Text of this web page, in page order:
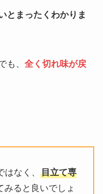
とまったくわかりま
も、 全く切れ味が戻
はなく、目立て専
みると良いでしょ